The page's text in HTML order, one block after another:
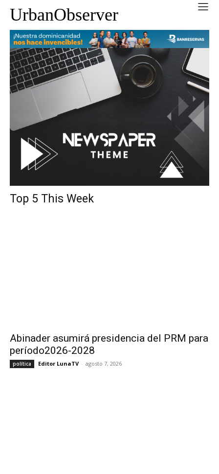
UrbanObserver
Top 5 This Week
Abinader asumirá presidencia del PRM para
período2026-2028
política Editor LunaTV - agosto 7, 2026